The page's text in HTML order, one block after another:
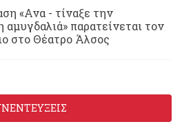
«Ανα - τίναξε την
αμυγδαλιά» παρατείνεται τον
στο Θέατρο Άλσος